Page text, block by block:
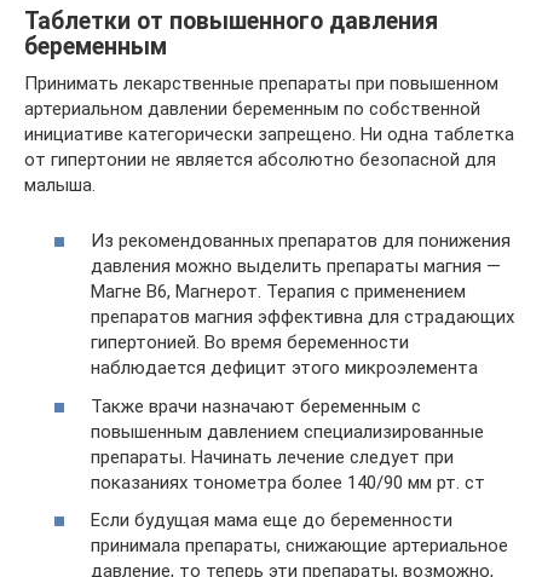
Таблетки от повышенного давления
беременным
Принимать лекарственные препараты при повышенном
артериальном давлении беременным по собственной
инициативе категорически запрещено. Ни одна таблетка
от гипертонии не является абсолютно безопасной для
малыша.
Из рекомендованных препаратов для понижения
давления можно выделить препараты магния —
Магне В6, Магнерот. Терапия с применением
препаратов магния эффективна для страдающих
гипертонией. Во время беременности
наблюдается дефицит этого микроэлемента
Также врачи назначают беременным с
повышенным давлением специализированные
препараты. Начинать лечение следует при
показаниях тонометра более 140/90 мм рт. ст
Если будущая мама еще до беременности
принимала препараты, снижающие артериальное
давление, то теперь эти препараты, возможно,